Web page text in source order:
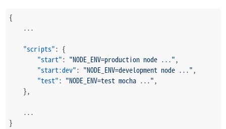
{
    ...
"scripts": {
"start": "NODE_ENV=production node ...",
"start:dev": "NODE_ENV=development node ...",
"test": "NODE_ENV=test mocha ...",
},
    ...
}